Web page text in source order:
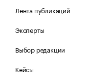
Лента публикаций
Эксперты
Выбор редакции
Кейсы